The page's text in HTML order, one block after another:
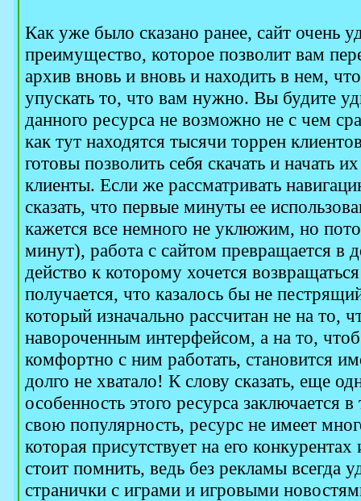
Как уже было сказано ранее, сайт очень
преимущество, которое позволит вам
архив вновь и вновь и находить в нем,
упускать то, что вам нужно. Вы будите
данного ресурса не возможно не с чем
как тут находятся тысячи торрен
готовы позволить себя скачать и начать
клиенты. Если же рассматривать
сказать, что первые минуты ее
кажется все немного не уклюжим, но
минут), работа с сайтом превращается в
действо к которому хочется
получается, что казалось бы не
который изначально рассчитан не на то,
навороченным интерфейсом, а на то,
комфортно с ним работать, становится
долго не хватало! К слову сказать, еще
особенность этого ресурса заключается
свою популярность, ресурс не имеет
которая присутствует на его
стоит помнить, ведь без рекламы всегда
странички с играми и игровыми